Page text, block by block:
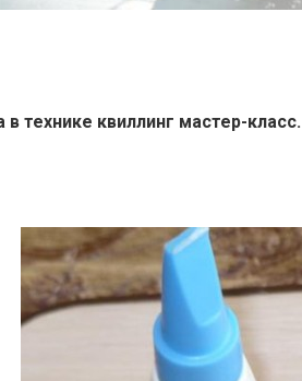
в технике квиллинг мастер-класс.